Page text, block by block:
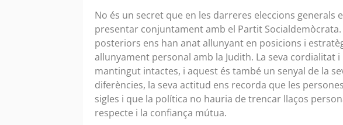
No és un secret que en les darreres eleccions generals
presentar conjuntament amb el Partit
posteriors ens han anat allunyant en posicions i
allunyament personal amb la Judith. La seva cordialitat i
mantingut intactes, i aquest és també un senyal de la
diferències, la seva actitud ens recorda que les
sigles i que la política no hauria de trencar llaços
respecte i la confiança mútua.